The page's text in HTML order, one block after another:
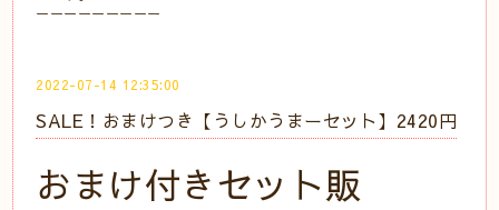
ーーーーーーーーー
2022-07-14 12:35:00
SALE！おまけつき【うしかうまーセット】2420円
おまけ付きセット販